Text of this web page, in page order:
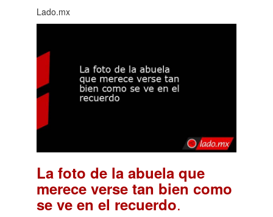
Lado.mx
La foto de la abuela que
merece verse tan bien como
se ve en el recuerdo.